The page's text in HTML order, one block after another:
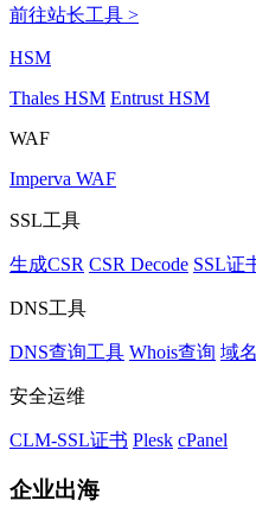
前往站长工具 >
HSM
Thales HSM Entrust HSM
WAF
Imperva WAF
SSL工具
生成CSR CSR Decode SSL证
DNS工具
DNS查询工具 Whois查询 域
安全运维
CLM-SSL证书 Plesk cPanel
企业出海